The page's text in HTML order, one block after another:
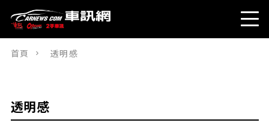
首頁 透明感
透明感